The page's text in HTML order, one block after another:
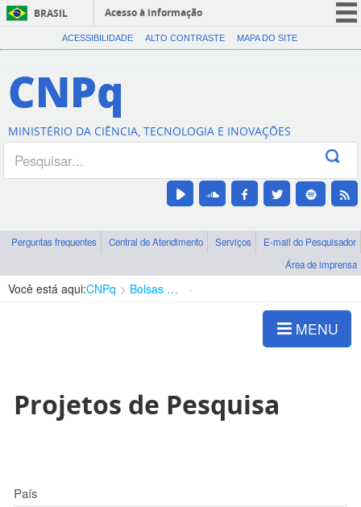
BRASIL
Acesso à informação
CORONAVÍRUS (COVID-19)
Canais
ACESSIBILIDADE ALTO CONTRASTE MAPA DO SITE
CNPq
MINISTÉRIO DA CIÊNCIA, TECNOLOGIA E INOVAÇÕES
Perguntas frequentes Central de Atendimento Serviços
E-mail do Pesquisador
Área de imprensa
Você está aqui:CNPq Bolsas e Auxílios Vigentes
MENU
Projetos de Pesquisa
País